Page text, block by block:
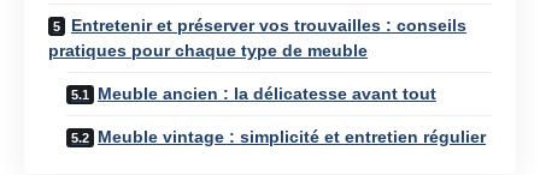
Entretenir et préserver vos trouvailles : conseils
pratiques pour chaque type de meuble
Meuble ancien : la délicatesse avant tout
Meuble vintage : simplicité et entretien régulier